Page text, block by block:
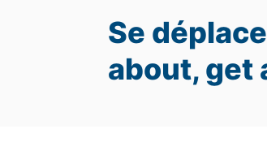
Se
about, get